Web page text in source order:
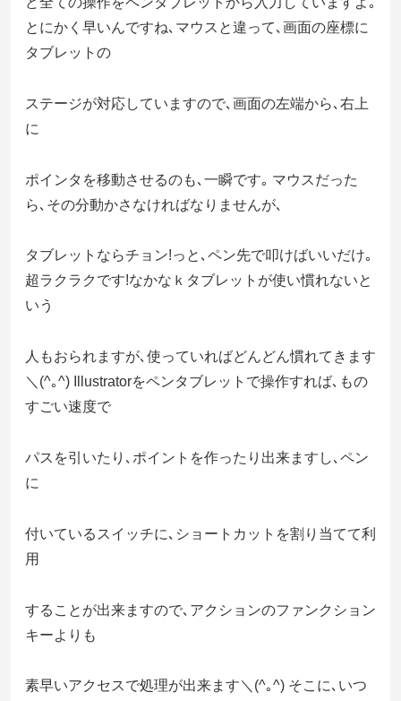
とにかく早いんですね､マウスと違って､画面の座標に
タブレットの
ステージが対応していますので､画面の左端から､右上
に
ポインタを移動させるのも､一瞬です｡ マウスだった
ら､その分動かさなければなりませんが､
タブレットならチョン!っと､ペン先で叩けばいいだけ｡
超ラクラクです!なかなｋタブレットが使い慣れないと
いう
人もおられますが､使っていればどんどん慣れてきます
＼(^｡^) Illustratorをペンタブレットで操作すれば､もの
すごい速度で
パスを引いたり､ポイントを作ったり出来ますし､ペン
に
付いているスイッチに､ショートカットを割り当てて利
用
することが出来ますので､アクションのファンクション
キーよりも
素早いアクセスで処理が出来ます＼(^｡^) そこに､いつ